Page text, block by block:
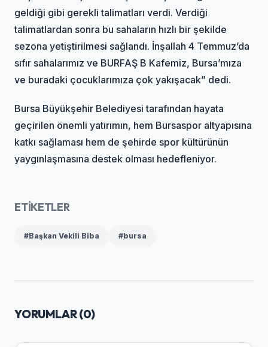
geldiği gibi gerekli talimatları verdi. Verdiği
talimatlardan sonra bu sahaların hızlı bir şekilde
sezona yetiştirilmesi sağlandı. İnşallah 4 Temmuz’da
sıfır sahalarımız ve BURFAŞ B Kafemiz, Bursa’mıza
ve buradaki çocuklarımıza çok yakışacak” dedi.
Bursa Büyükşehir Belediyesi tarafından hayata
geçirilen önemli yatırımın, hem Bursaspor altyapısına
katkı sağlaması hem de şehirde spor kültürünün
yaygınlaşmasına destek olması hedefleniyor.
ETİKETLER
#Başkan Vekili Biba #bursa
YORUMLAR (0)